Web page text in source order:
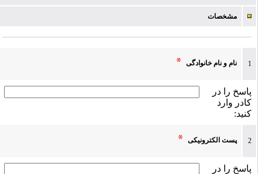
مشخصات
نام و نام خانوادگی
پاسخ را در
کادر وارد
کنید:
پست الکترونیکی
پاسخ را در